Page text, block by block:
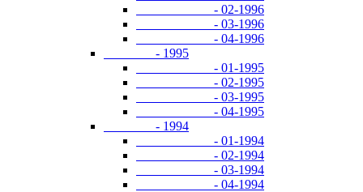
- 02-1996
- 03-1996
- 04-1996
- 1995
- 01-1995
- 02-1995
- 03-1995
- 04-1995
- 1994
- 01-1994
- 02-1994
- 03-1994
- 04-1994